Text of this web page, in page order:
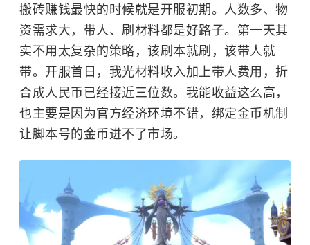
搬砖赚钱最快的时候就是开服初期。人数多、物
资需求大，带人、刷材料都是好路子。第一天其
实不用太复杂的策略，该刷本就刷，该带人就
带。开服首日，我光材料收入加上带人费用，折
合成人民币已经接近三位数。我能收益这么高，
也主要是因为官方经济环境不错，绑定金币机制
让脚本号的金币进不了市场。